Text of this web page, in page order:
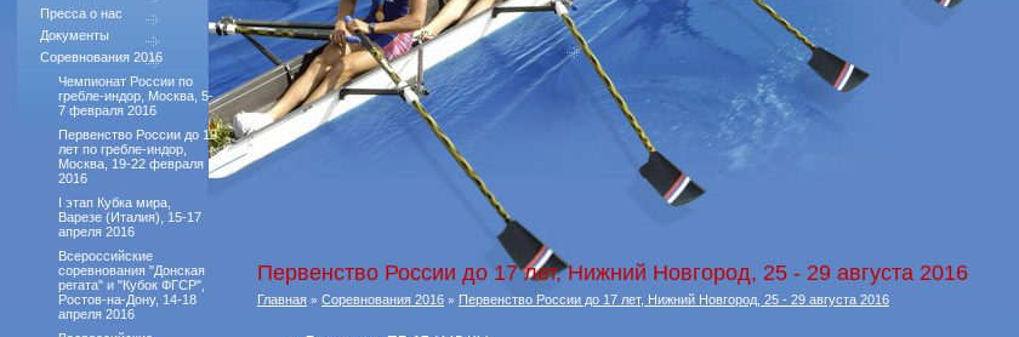
Пресса о нас
Документы
Соревнования 2016
Чемпионат России по
гребле-индор, Москва, 5-
7 февраля 2016
Первенство России до 19
лет по гребле-индор,
Москва, 19-22 февраля
2016
I этап Кубка мира,
Варезе (Италия), 15-17
апреля 2016
Всероссийские
соревнования "Донская
регата" и "Кубок ФГСР",
Ростов-на-Дону, 14-18
апреля 2016
Первенство России до 17 лет, Нижний Новгород, 25 - 29 августа 2016
Главная » Соревнования 2016 » Первенство России до 17 лет, Нижний Новгород, 25 - 29 августа 2016